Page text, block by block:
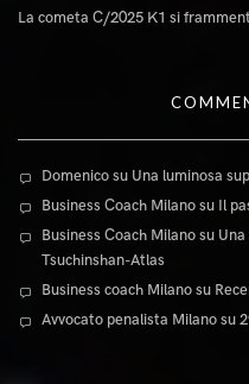
La cometa C/2025 K1 si
Domenicosu Una luminosa
Business Coach Milanosu Il
Business Coach Milanosu
Tsuchinshan-Atlas
Business coach Milanosu
Avvocato penalista Milanosu